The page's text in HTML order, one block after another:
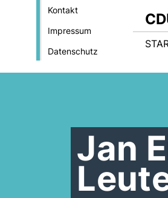
Kontakt
Impressum
Datenschutz
Jan